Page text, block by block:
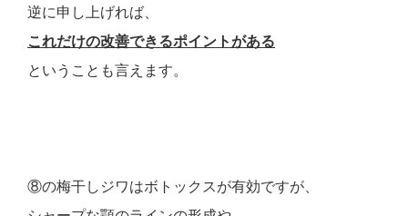
逆に申し上げれば、
これだけの改善できるポイントがある
ということも言えます。
⑧の梅干しジワはボトックスが有効ですが、